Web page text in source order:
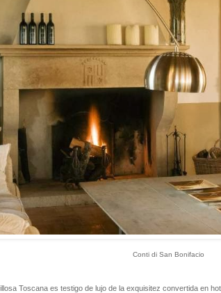
Conti di San Bonifacio
Toscana es testigo de lujo de la exquisitez convertida en